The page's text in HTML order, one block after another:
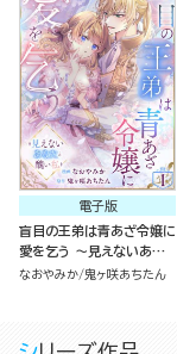
電子版
盲目の王弟は青あざ令嬢に
愛を乞う ～見えないあな
たと醜い私～ コミック版
なおやみか 鬼ヶ咲あちたん